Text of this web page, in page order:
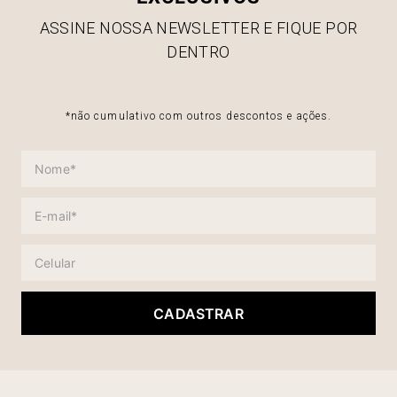
ASSINE NOSSA NEWSLETTER E FIQUE POR
DENTRO
*não cumulativo com outros descontos e ações.
CADASTRAR